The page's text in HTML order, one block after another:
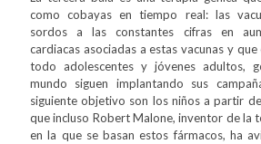
como cobayas en tiempo real: las
sordos a las constantes cifras en
cardiacas asociadas a estas vacunas y
todo adolescentes y jóvenes adultos,
mundo siguen implantando sus
siguiente objetivo son los niños a partir
que incluso Robert Malone, inventor de la
en la que se basan estos fármacos, ha